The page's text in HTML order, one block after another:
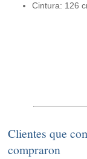
Cintura: 126
Clientes que
compraron